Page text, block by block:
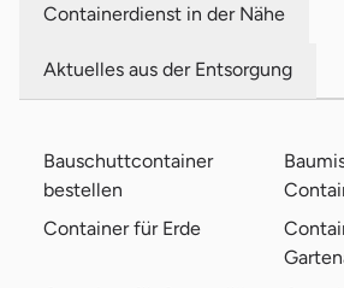
Containerdienst in der Nähe
Aktuelles aus der Entsorgung
Bauschuttcontainer
bestellen
Container für Erde